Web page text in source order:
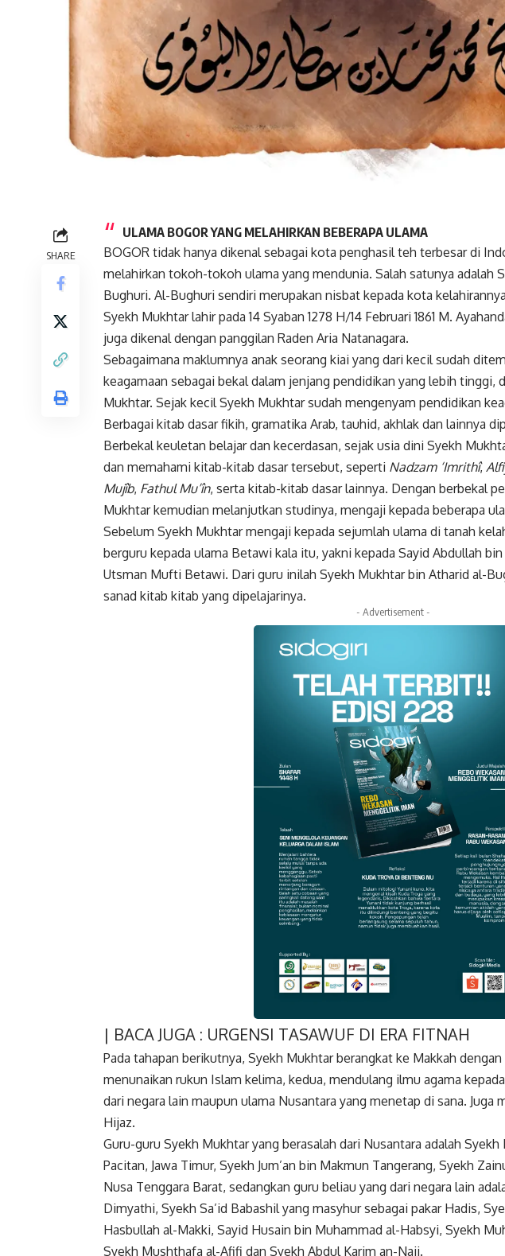
SHARE
ULAMA BOGOR YANG MELAHIRKAN BEBERAPA ULAMA
BOGOR tidak hanya dikenal sebagai kota penghasil teh terbesar di
melahirkan tokoh-tokoh ulama yang mendunia. Salah satunya adalah
Bughuri. Al-Bughuri sendiri merupakan nisbat kepada kota
Syekh Mukhtar lahir pada 14 Syaban 1278 H/14 Februari 1861 M.
juga dikenal dengan panggilan Raden Aria Natanagara.
Sebagaimana maklumnya anak seorang kiai yang dari kecil sudah
keagamaan sebagai bekal dalam jenjang pendidikan yang lebih tinggi,
Mukhtar. Sejak kecil Syekh Mukhtar sudah mengenyam pendidikan
Berbagai kitab dasar fikih, gramatika Arab, tauhid, akhlak dan lainnya
Berbekal keuletan belajar dan kecerdasan, sejak usia dini Syekh
dan memahami kitab-kitab dasar tersebut, seperti Nadzam ‘Imrithî,
Mujîb, Fathul Mu’în, serta kitab-kitab dasar lainnya. Dengan berbekal
Mukhtar kemudian melanjutkan studinya, mengaji kepada beberapa
Sebelum Syekh Mukhtar mengaji kepada sejumlah ulama di tanah
berguru kepada ulama Betawi kala itu, yakni kepada Sayid Abdullah bin
Utsman Mufti Betawi. Dari guru inilah Syekh Mukhtar bin Atharid al-
sanad kitab kitab yang dipelajarinya.
- Advertisement -
Facebook
Gmail
Facebook Twitter
| BACA JUGA : URGENSI TASAWUF DI ERA FITNAH
Pada tahapan berikutnya, Syekh Mukhtar berangkat ke Makkah
menunaikan rukun Islam kelima, kedua, mendulang ilmu agama
dari negara lain maupun ulama Nusantara yang menetap di sana. Juga
Hijaz.
Guru-guru Syekh Mukhtar yang berasalah dari Nusantara adalah
Pacitan, Jawa Timur, Syekh Jum’an bin Makmun Tangerang, Syekh
Nusa Tenggara Barat, sedangkan guru beliau yang dari negara lain
Dimyathi, Syekh Sa’id Babashil yang masyhur sebagai pakar Hadis,
Hasbullah al-Makki, Sayid Husain bin Muhammad al-Habsyi, Syekh
Syekh Mushthafa al-Afifi dan Syekh Abdul Karim an-Naji.